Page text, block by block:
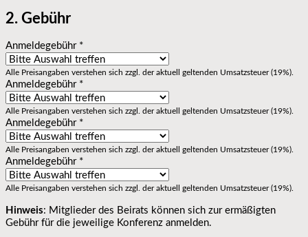
2. Gebühr
Anmeldegebühr *
Alle Preisangaben verstehen sich zzgl. der aktuell geltenden Umsatzsteuer (19%).
Anmeldegebühr *
Alle Preisangaben verstehen sich zzgl. der aktuell geltenden Umsatzsteuer (19%).
Anmeldegebühr *
Alle Preisangaben verstehen sich zzgl. der aktuell geltenden Umsatzsteuer (19%).
Anmeldegebühr *
Alle Preisangaben verstehen sich zzgl. der aktuell geltenden Umsatzsteuer (19%).
Hinweis: Mitglieder des Beirats können sich zur ermäßigten
Gebühr für die jeweilige Konferenz anmelden.